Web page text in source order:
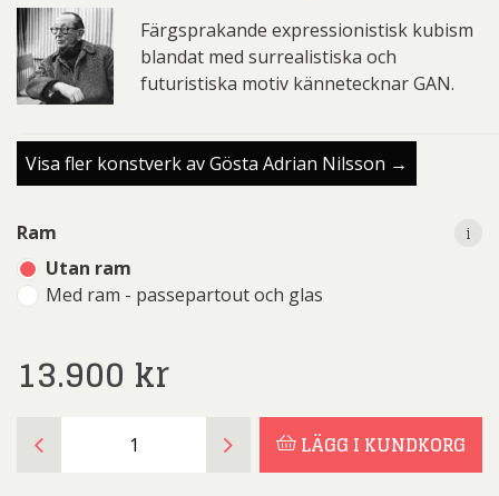
Färgsprakande expressionistisk kubism
blandat med surrealistiska och
futuristiska motiv kännetecknar GAN.
Visa fler konstverk av Gösta Adrian Nilsson →
Ram
Utan ram
Med ram - passepartout och glas
i
13.900 kr
i
Adrian-
LÄGG I KUNDKORG